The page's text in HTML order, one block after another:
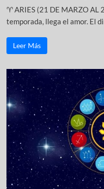
♈ ARIES (21 DE MARZO AL
temporada, llega el amor. El
Leer Más